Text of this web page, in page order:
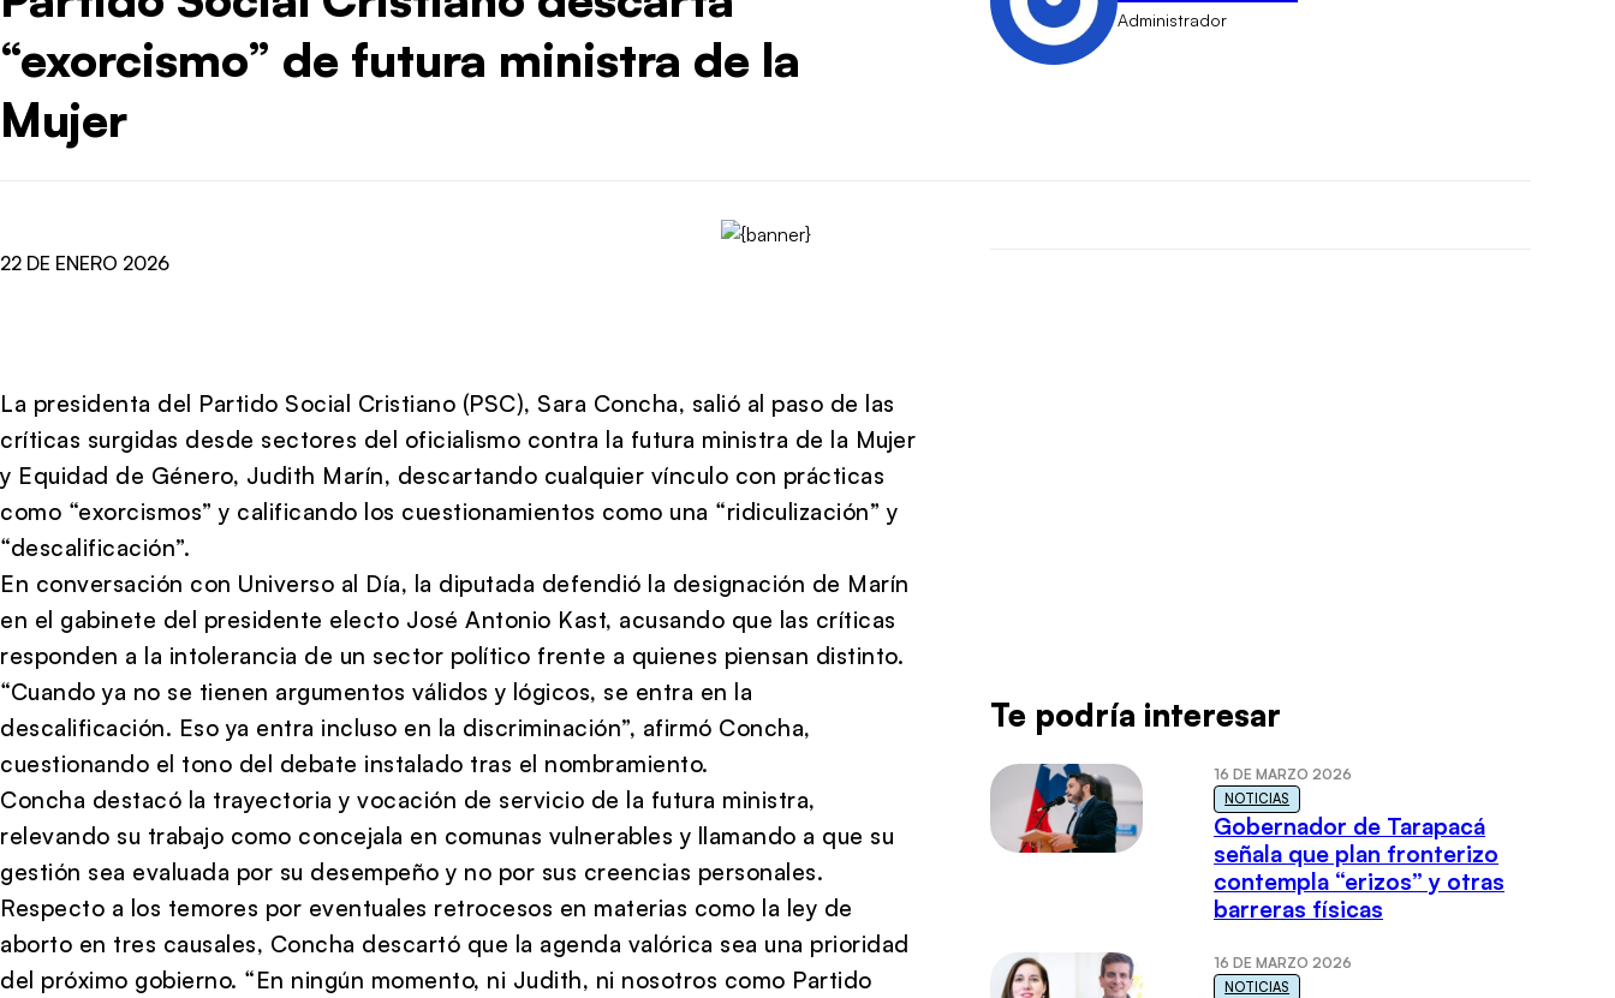
“exorcismo” de futura ministra de la
Mujer
Administrador
22 DE ENERO 2026
La presidenta del Partido Social Cristiano (PSC), Sara Concha, salió al paso de las
críticas surgidas desde sectores del oficialismo contra la futura ministra de la Mujer
y Equidad de Género, Judith Marín, descartando cualquier vínculo con prácticas
como “exorcismos” y calificando los cuestionamientos como una “ridiculización” y
“descalificación”.
En conversación con Universo al Día, la diputada defendió la designación de Marín
en el gabinete del presidente electo José Antonio Kast, acusando que las críticas
responden a la intolerancia de un sector político frente a quienes piensan distinto.
“Cuando ya no se tienen argumentos válidos y lógicos, se entra en la
descalificación. Eso ya entra incluso en la discriminación”, afirmó Concha,
cuestionando el tono del debate instalado tras el nombramiento.
Concha destacó la trayectoria y vocación de servicio de la futura ministra,
relevando su trabajo como concejala en comunas vulnerables y llamando a que su
gestión sea evaluada por su desempeño y no por sus creencias personales.
Respecto a los temores por eventuales retrocesos en materias como la ley de
aborto en tres causales, Concha descartó que la agenda valórica sea una prioridad
del próximo gobierno. “En ningún momento, ni Judith, ni nosotros como Partido
Te podría interesar
16 DE MARZO 2026
NOTICIAS
Gobernador de Tarapacá
señala que plan fronterizo
contempla “erizos” y otras
barreras físicas
16 DE MARZO 2026
NOTICIAS